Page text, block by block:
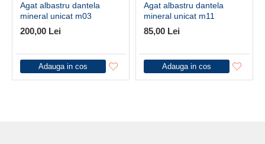
Agat albastru dantela
mineral unicat m03
200,00 Lei
Adauga in cos
Agat albastru dantela
mineral unicat m11
85,00 Lei
Adauga in cos